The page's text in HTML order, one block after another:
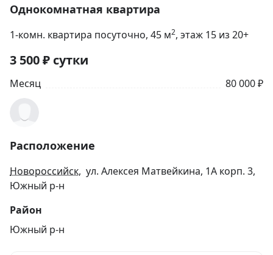
1
12
Однокомнатная квартира
1-комн. квартира посуточно, 45 м2, этаж 15 из 20+
3 500₽ сутки
Месяц 80 000 ₽
Расположение
Новороссийск, ул. Алексея Матвейкина, 1А корп. 3,
Южный р-н
Район
Южный р-н